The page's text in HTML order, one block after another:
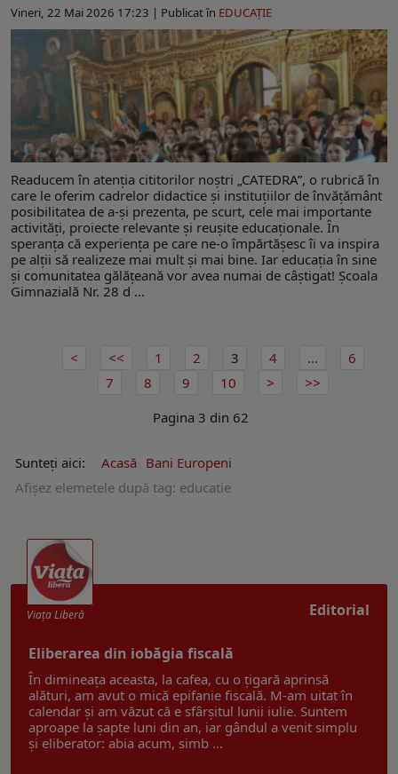
Vineri, 22 Mai 2026 17:23 | Publicat în EDUCAŢIE
Readucem în atenţia cititorilor noştri „CATEDRA”, o rubrică în
care le oferim cadrelor didactice şi instituţiilor de învăţământ
posibilitatea de a-şi prezenta, pe scurt, cele mai importante
activități, proiecte relevante şi reuşite educaţionale. În
speranţa că experienţa pe care ne-o împărtăşesc îi va inspira
pe alţii să realizeze mai mult şi mai bine. Iar educaţia în sine
şi comunitatea gălăţeană vor avea numai de câştigat! Şcoala
Gimnazială Nr. 28 d ...
1 2 3 4 ...
6
7
8 9
10
Pagina 3 din 62
Sunteți aici: Acasă Bani Europeni
Afişez elemetele după tag: educatie
Editorial
Viaţa Liberă
Eliberarea din iobăgia fiscală
În dimineața aceasta, la cafea, cu o țigară aprinsă
alături, am avut o mică epifanie fiscală. M-am uitat în
calendar și am văzut că e sfârșitul lunii iulie. Suntem
aproape la șapte luni din an, iar gândul a venit simplu
și eliberator: abia acum, simb ...